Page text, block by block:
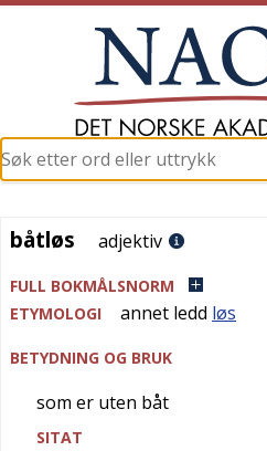
båtløs
båtløs adjektiv
FULL BOKMÅLSNORM
ETYMOLOGI
annet ledd løs
BETYDNING OG BRUK
som er uten båt
SITAT